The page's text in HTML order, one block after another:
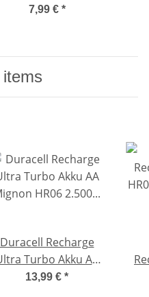
to Use
7,99 € *
Duracell Recharge
Turbo Akku AA
Mignon HR06 2.500
13,99 € *